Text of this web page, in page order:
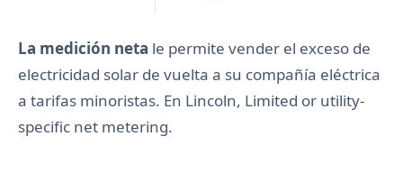
La medición neta le permite vender el exceso de
electricidad solar de vuelta a su compañía eléctrica
a tarifas minoristas. En Lincoln, Limited or utility-
specific net metering.